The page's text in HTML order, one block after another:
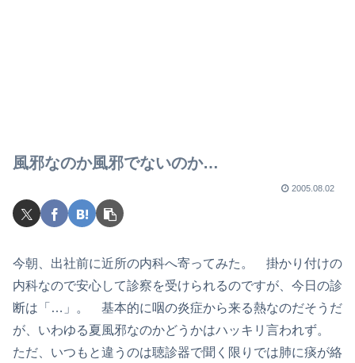
風邪なのか風邪でないのか…
2005.08.02
今朝、出社前に近所の内科へ寄ってみた。 掛かり付けの
内科なので安心して診察を受けられるのですが、今日の診
断は「…」。 基本的に咽の炎症から来る熱なのだそうだ
が、いわゆる夏風邪なのかどうかはハッキリ言われず。
ただ、いつもと違うのは聴診器で聞く限りでは肺に痰が絡